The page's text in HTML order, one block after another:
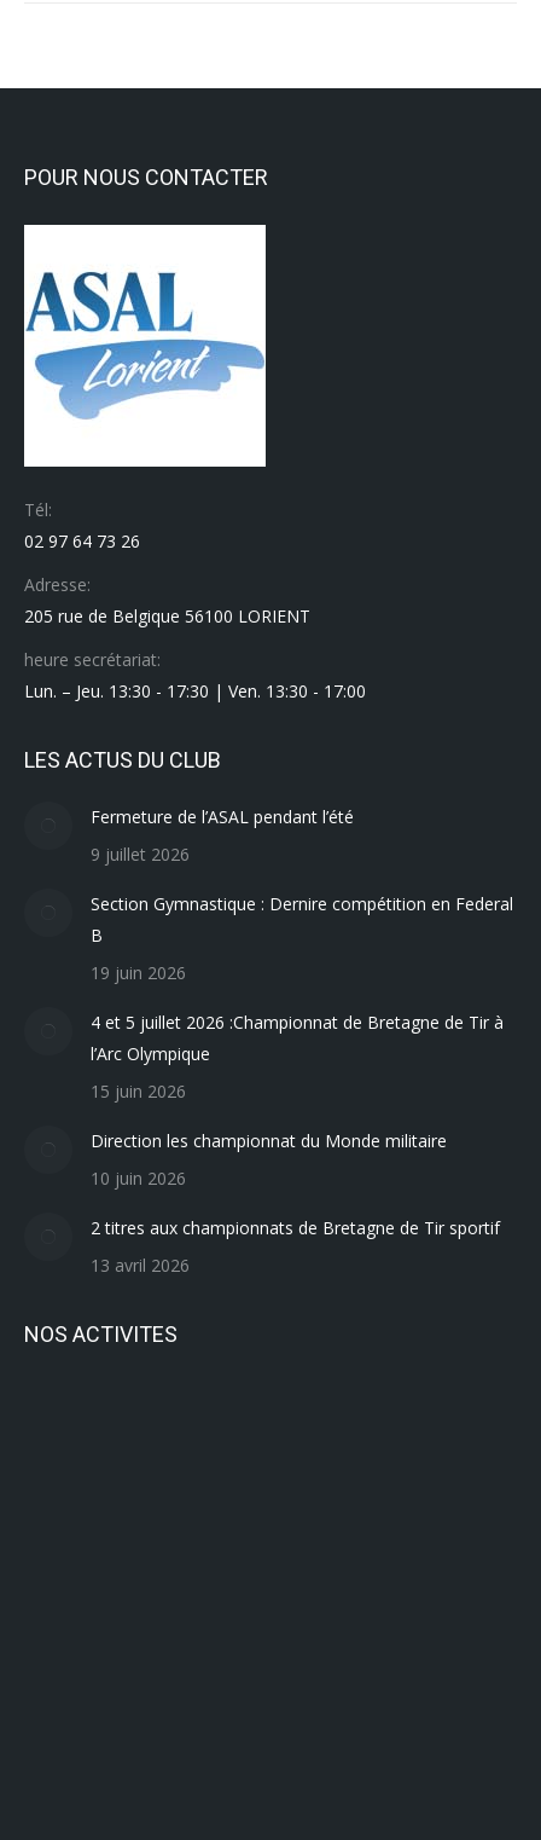
POUR NOUS CONTACTER
Tél:
02 97 64 73 26
Adresse:
205 rue de Belgique 56100 LORIENT
heure secrétariat:
Lun. – Jeu. 13:30 - 17:30 | Ven. 13:30 - 17:00
LES ACTUS DU CLUB
Fermeture de l’ASAL pendant l’été
9 juillet 2026
Section Gymnastique : Dernire compétition en Federal
B
19 juin 2026
4 et 5 juillet 2026 :Championnat de Bretagne de Tir à
l’Arc Olympique
15 juin 2026
Direction les championnat du Monde militaire
10 juin 2026
2 titres aux championnats de Bretagne de Tir sportif
13 avril 2026
NOS ACTIVITES